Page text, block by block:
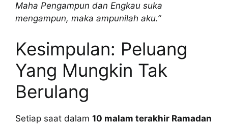
Maha Pengampun dan Engkau suka
mengampun, maka ampunilah aku.”
Kesimpulan: Peluang
Yang Mungkin Tak
Berulang
Setiap saat dalam 10 malam terakhir Ramadan